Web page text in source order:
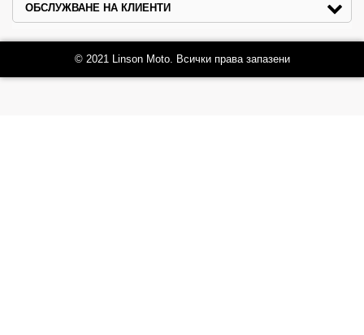
ОБСЛУЖВАНЕ НА КЛИЕНТИ
© 2021 Linson Moto. Всички права запазени